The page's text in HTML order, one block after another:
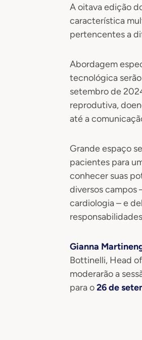
A oitava edição
característica
pertencentes a
Abordagem
tecnológica
setembro de
reprodutiva,
até a
Grande espaço
pacientes para
conhecer suas
diversos campos
cardiologia – e
Gianna
Bottinelli, Head
moderarão a
para o26 de